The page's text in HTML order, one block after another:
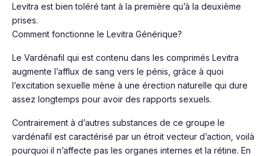
Levitra est bien toléré tant à la première qu’à la deuxième
prises.
Comment fonctionne le Levitra Générique?
Le Vardénafil qui est contenu dans les comprimés Levitra
augmente l’afflux de sang vers le pénis, grâce à quoi
l’excitation sexuelle mène à une érection naturelle qui dure
assez longtemps pour avoir des rapports sexuels.
Contrairement à d’autres substances de ce groupe le
vardénafil est caractérisé par un étroit vecteur d’action, voilà
pourquoi il n’affecte pas les organes internes et la rétine. En